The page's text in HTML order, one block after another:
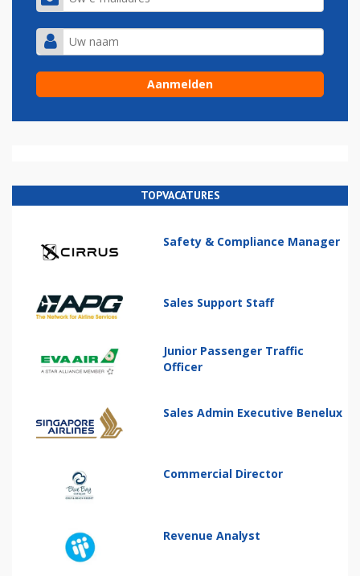
TOPVACATURES
Safety & Compliance Manager
Sales Support Staff
Junior Passenger Traffic
Officer
Sales Admin Executive Benelux
Commercial Director
Revenue Analyst